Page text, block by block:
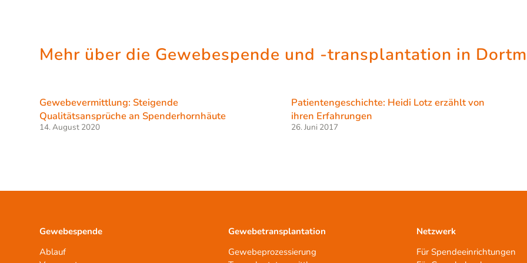
Mehr über die Gewebespende und -transplantation in
Gewebevermittlung: Steigende
Qualitätsansprüche an Spenderhornhäute
14. August 2020
Patientengeschichte: Heidi Lotz erzählt von
ihren Erfahrungen
26. Juni 2017
Gewebespende
Ablauf
Gewebetransplantation
Gewebeprozessierung
Netzwerk
Für Spendeeinrichtungen